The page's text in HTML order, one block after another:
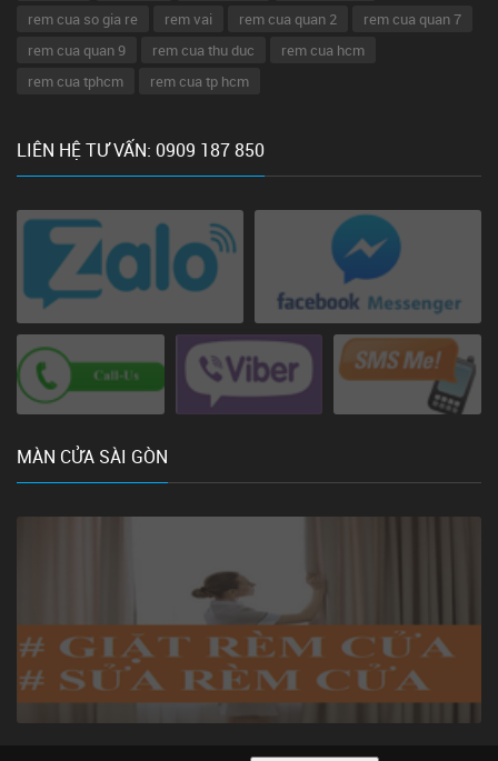
rem cua so gia re
rem vai rem cua quan 2
rem cua quan 7
rem cua quan 9
rem cua thu duc
rem cua hcm
rem cua tphcm
rem cua tp hcm
LIÊN HỆ TƯ VẤN: 0909 187 850
MÀN CỬA SÀI GÒN